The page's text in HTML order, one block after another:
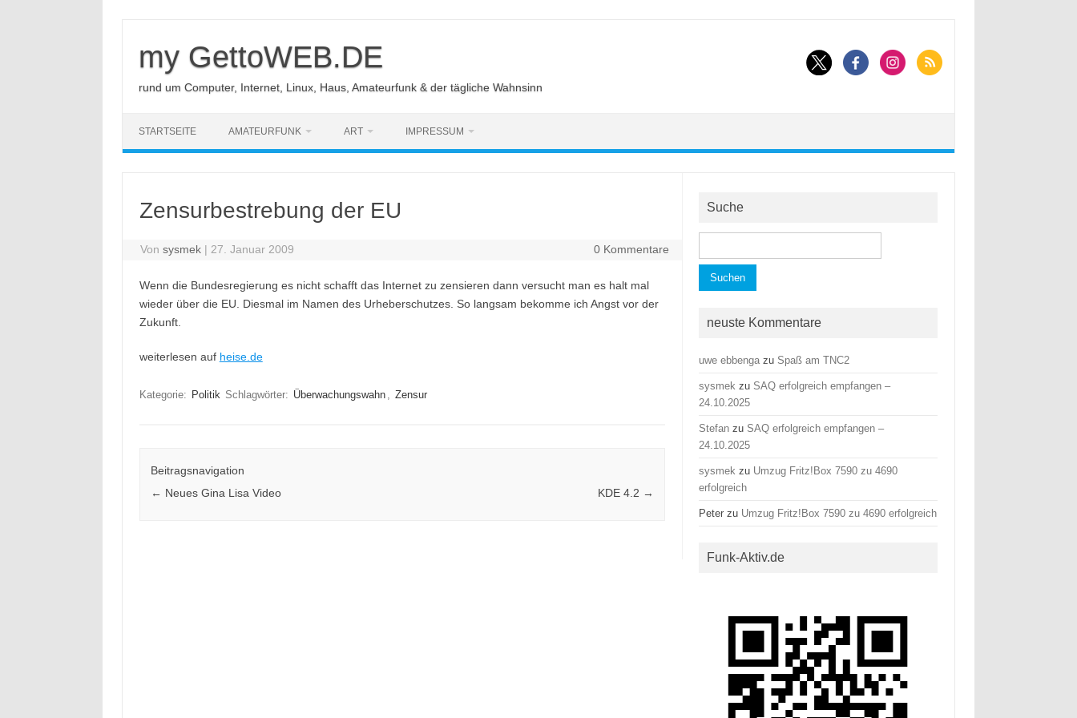
my GettoWEB.DE
rund um Computer, Internet, Linux, Haus, Amateurfunk & der tägliche Wahnsinn
STARTSEITE AMATEURFUNK ART IMPRESSUM
Zensurbestrebung der EU
Vonsysmek | 27. Januar 2009 0 Kommentare
Wenn die Bundesregierung es nicht schafft das Internet zu zensieren dann versucht man es halt mal
wieder über die EU. Diesmal im Namen des Urheberschutzes. So langsam bekomme ich Angst vor der
Zukunft.
weiterlesen auf heise.de
Kategorie: Politik Schlagwörter: Überwachungswahn , Zensur
Beitragsnavigation
← Neues Gina Lisa Video KDE 4.2 →
Suche
nach:
neuste Kommentare
uwe ebbenga zu Spaß am TNC2
sysmek zu SAQ erfolgreich empfangen –
24.10.2025
Stefan zu SAQ erfolgreich empfangen –
24.10.2025
sysmek zu Umzug Fritz!Box 7590 zu 4690
erfolgreich
Peter zu Umzug Fritz!Box 7590 zu 4690 erfolgreich
Funk-Aktiv.de